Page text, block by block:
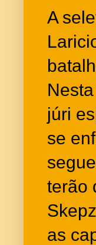
A
júri
se
terão
as